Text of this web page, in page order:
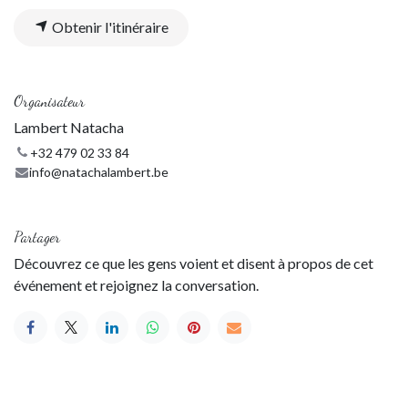
Obtenir l'itinéraire
Organisateur
Lambert Natacha
+32 479 02 33 84
info@natachalambert.be
Partager
Découvrez ce que les gens voient et disent à propos de cet
événement et rejoignez la conversation.